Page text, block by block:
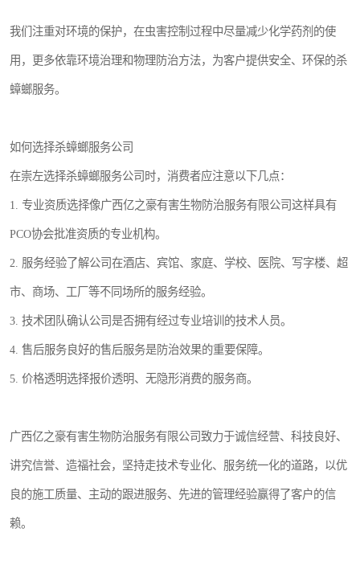
我们注重对环境的保护，在虫害控制过程中尽量减少化学药剂的使
用，更多依靠环境治理和物理防治方法，为客户提供安全、环保的杀
蟑螂服务。
如何选择杀蟑螂服务公司
在崇左选择杀蟑螂服务公司时，消费者应注意以下几点：
1. 专业资质选择像广西亿之豪有害生物防治服务有限公司这样具有
PCO协会批准资质的专业机构。
2. 服务经验了解公司在酒店、宾馆、家庭、学校、医院、写字楼、超
市、商场、工厂等不同场所的服务经验。
3. 技术团队确认公司是否拥有经过专业培训的技术人员。
4. 售后服务良好的售后服务是防治效果的重要保障。
5. 价格透明选择报价透明、无隐形消费的服务商。
广西亿之豪有害生物防治服务有限公司致力于诚信经营、科技良好、
讲究信誉、造福社会，坚持走技术专业化、服务统一化的道路，以优
良的施工质量、主动的跟进服务、先进的管理经验赢得了客户的信
赖。